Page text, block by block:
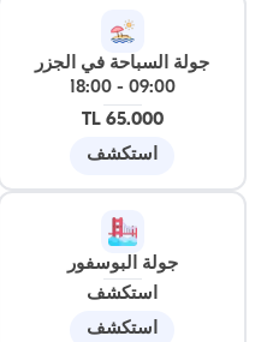
جولة السباحة في الجزر
09:00
-
18:00
65.000 TL
استكشف
جولة البوسفور
استكشف
استكشف